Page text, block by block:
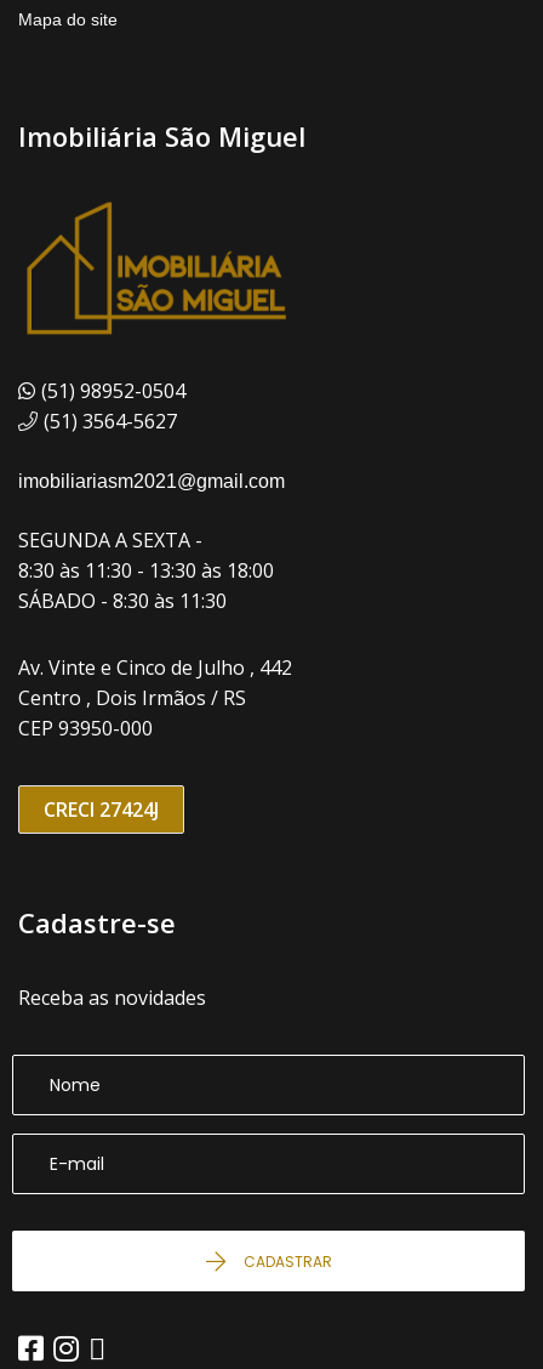
Mapa do site
Imobiliária São Miguel
(51) 98952-0504
(51) 3564-5627
imobiliariasm2021@gmail.com
SEGUNDA A SEXTA -
8:30 às 11:30 - 13:30 às 18:00
SÁBADO - 8:30 às 11:30
Av. Vinte e Cinco de Julho , 442
Centro , Dois Irmãos / RS
CEP 93950-000
CRECI 27424J
Cadastre-se
Receba as novidades
CADASTRAR